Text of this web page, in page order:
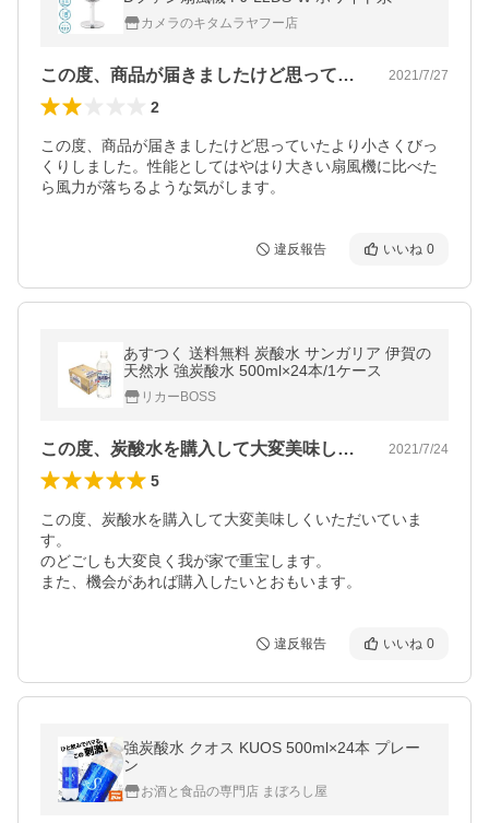
カメラのキタムラヤフー店
この度、商品が届きましたけど思っていた… 2021/7/27
2
この度、商品が届きましたけど思っていたより小さくびっ
くりしました。性能としてはやはり大きい扇風機に比べた
ら風力が落ちるような気がします。
違反報告 いいね 0
あすつく 送料無料 炭酸水 サンガリア 伊賀の
天然水 強炭酸水 500ml×24本/1ケース
リカーBOSS
この度、炭酸水を購入して大変美味しくい… 2021/7/24
5
この度、炭酸水を購入して大変美味しくいただいていま
す。
のどごしも大変良く我が家で重宝します。
また、機会があれば購入したいとおもいます。
違反報告 いいね 0
強炭酸水 クオス KUOS 500ml×24本 プレー
ン
お酒と食品の専門店 まぼろし屋